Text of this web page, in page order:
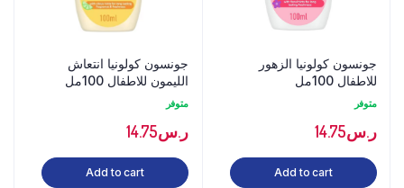
جونسون كولونيا الزهور
للاطفال 100مل
متوفر
ر.س14.75
Add to cart
جونسون كولونيا انتعاش
الليمون للاطفال 100مل
متوفر
ر.س14.75
Add to cart